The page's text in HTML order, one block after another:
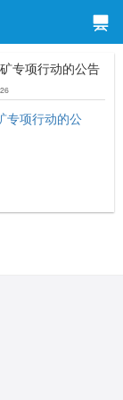
专项行动的公告
专项行动的公